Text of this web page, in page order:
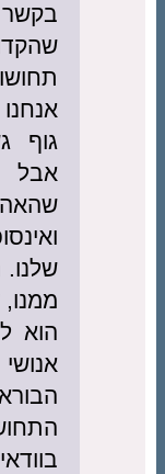
גוף
אבל
הוא